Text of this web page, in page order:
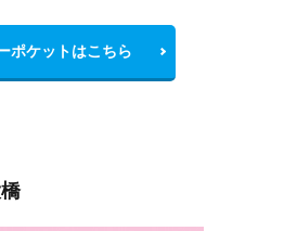
ポケットはこちら